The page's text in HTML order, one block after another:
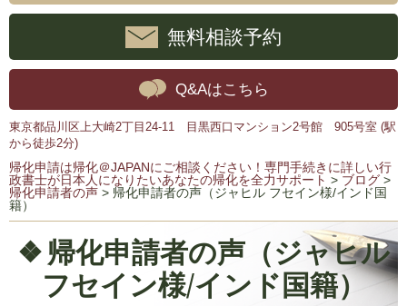
無料相談予約
Q&Aはこちら
東京都品川区上大崎2丁目24-11 目黒西口マンション2号館 905号室 (駅
から徒歩2分)
帰化申請は帰化＠JAPANにご相談ください！専門手続きに詳しい行
政書士が日本人になりたいあなたの帰化を全力サポート > ブログ >
帰化申請者の声 > 帰化申請者の声（ジャヒル フセイン様/インド国
籍）
帰化申請者の声（ジャヒル
フセイン様/インド国籍）